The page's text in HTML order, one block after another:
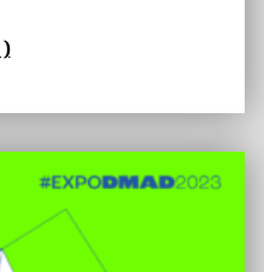
)